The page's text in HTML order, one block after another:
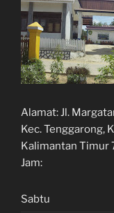
Alamat:Jl.
Kec. Tenggarong,
Kalimantan Timur
Jam:
Sabtu